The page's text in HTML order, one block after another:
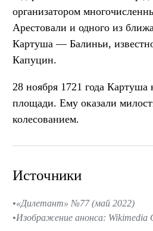
организатором
Арестовали и одного из
Картуша — Балиньи,
Капуцин.
28 ноября 1721 года Картуша
площади. Ему оказали
колесованием.
Источники
«Дилетант» №77 (май 2022)
Изображение анонса: Wikimedia